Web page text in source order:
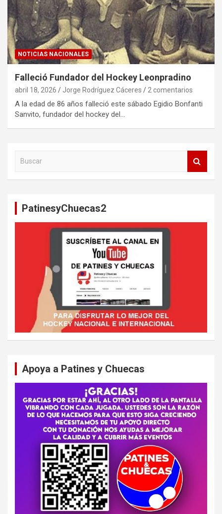
NOTICIAS NACIONALES
Falleció Fundador del Hockey Leonpradino
abril 18, 2026 Jorge Rodríguez Cáceres 2 comentarios
A la edad de 86 años falleció este sábado Egidio Bonfanti
Sanvito, fundador del hockey del…
PatinesyChuecas2
Apoya a Patines y Chuecas